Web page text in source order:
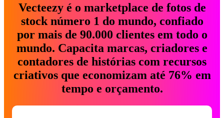
Vecteezy é o marketplace de fotos de
stock número 1 do mundo, confiado
por mais de 90.000 clientes em todo o
mundo. Capacita marcas, criadores e
contadores de histórias com recursos
criativos que economizam até 76% em
tempo e orçamento.